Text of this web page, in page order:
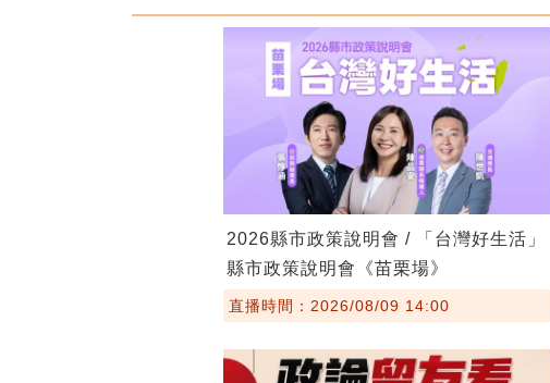
2026縣市政策說明會 / 「台灣好生活」
縣市政策說明會《苗栗場》
直播時間：2026/08/09 14:00